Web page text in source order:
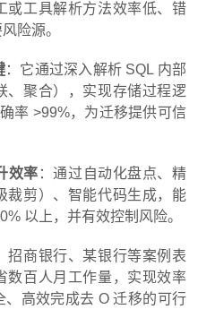
或工具解析方法效率低、错
险源。
：它通过深入解析 SQL 内部
、聚合），实现存储过程逻
率 >99%，为迁移提供可信
效率 ：通过自动化盘点、精
裁剪）、智能代码生成，能
以上，并有效控制风险。
招商银行、某银行等案例表
数百人月工作量，实现效率
、高效完成去 O 迁移的可行